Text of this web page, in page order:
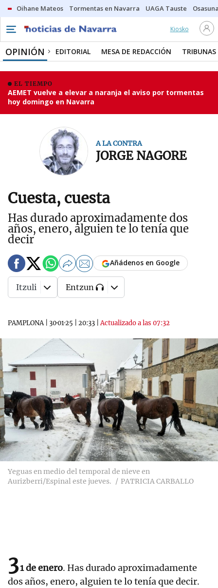
Oihane Mateos Tormentas en Navarra UAGA Tauste
Kiosko
OPINIÓN EDITORIAL MESA DE REDACCIÓN TRIBUNAS
EL TIEMPO
AEMET vuelve a elevar a naranja el aviso por tormentas
hoy domingo en Navarra
A LA CONTRA
JORGE NAGORE
Cuesta, cuesta
Has durado aproximadamente dos
años, enero, alguien te lo tenía que
decir
PAMPLONA| 30·01·25 20:33 |Actualizado a las 07:32
Añádenos en Google
Itzuli Entzun
Yeguas en medio del temporal de nieve en
Aurizberri/Espinal este jueves.
PATRICIA CARBALLO
31 de enero. Has durado aproximadamente
dos años, enero, alguien te lo tenía que decir.